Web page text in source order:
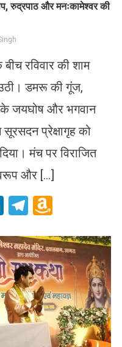
रुद्रपाठ और मनःकामेश्वर की
रविवार की शाम
डमरू की गूंज,
के जयघोष और भगवान
प्रेक्षागृह को
मंच पर विराजित
और […]
LinkedIn
Telegram
List